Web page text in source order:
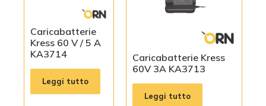
Caricabatterie
Kress 60 V / 5 A
KA3714
Leggi tutto
Caricabatterie Kress
60V 3A KA3713
Leggi tutto